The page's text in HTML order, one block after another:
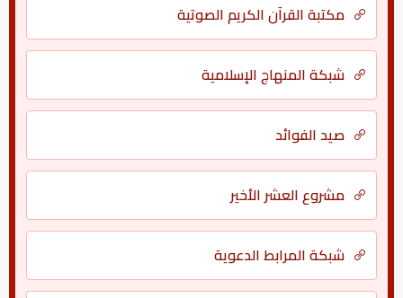
مكتبة القرآن الكريم الصوتية
شبكة المنهاج الإسلامية
صيد الفوائد
مشروع العشر الأخير
شبكة المرابط الدعوية